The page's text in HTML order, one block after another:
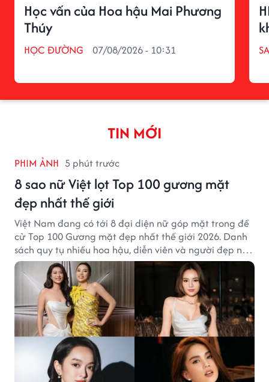
Học vấn của Hoa hậu Mai Phương
Thúy
HỌC ĐƯỜNG 07/08/2026 - 10:31
TIN MỚI
PHIM ẢNH 5 phút trước
8 sao nữ Việt lọt Top 100 gương mặt
đẹp nhất thế giới
Việt Nam đang có tới 8 đại diện nữ góp mặt trong đề
cử Top 100 Gương mặt đẹp nhất thế giới 2026. Danh
sách quy tụ nhiều hoa hậu, diễn viên và người đẹp nổi
tiếng của showbiz Việt.